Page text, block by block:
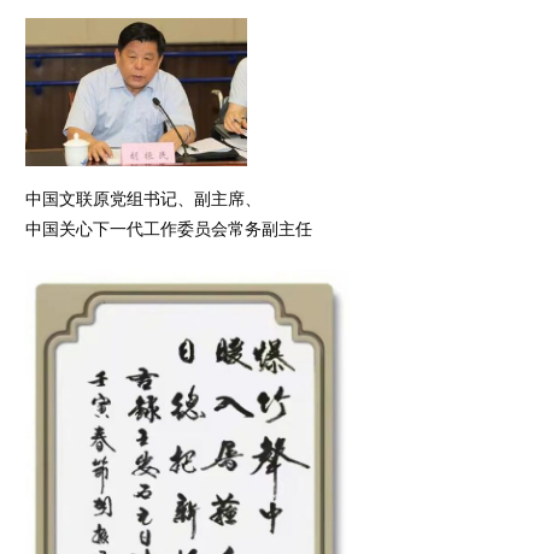
中国文联原党组书记、副主席、
中国关心下一代工作委员会常务副主任